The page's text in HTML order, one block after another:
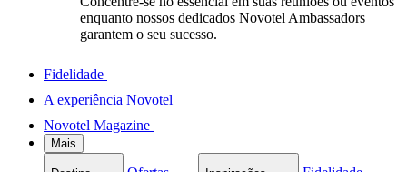
enquanto nossos dedicados Novotel Ambassadors
garantem o seu sucesso.
Fidelidade
A experiência Novotel
Novotel Magazine
Mais